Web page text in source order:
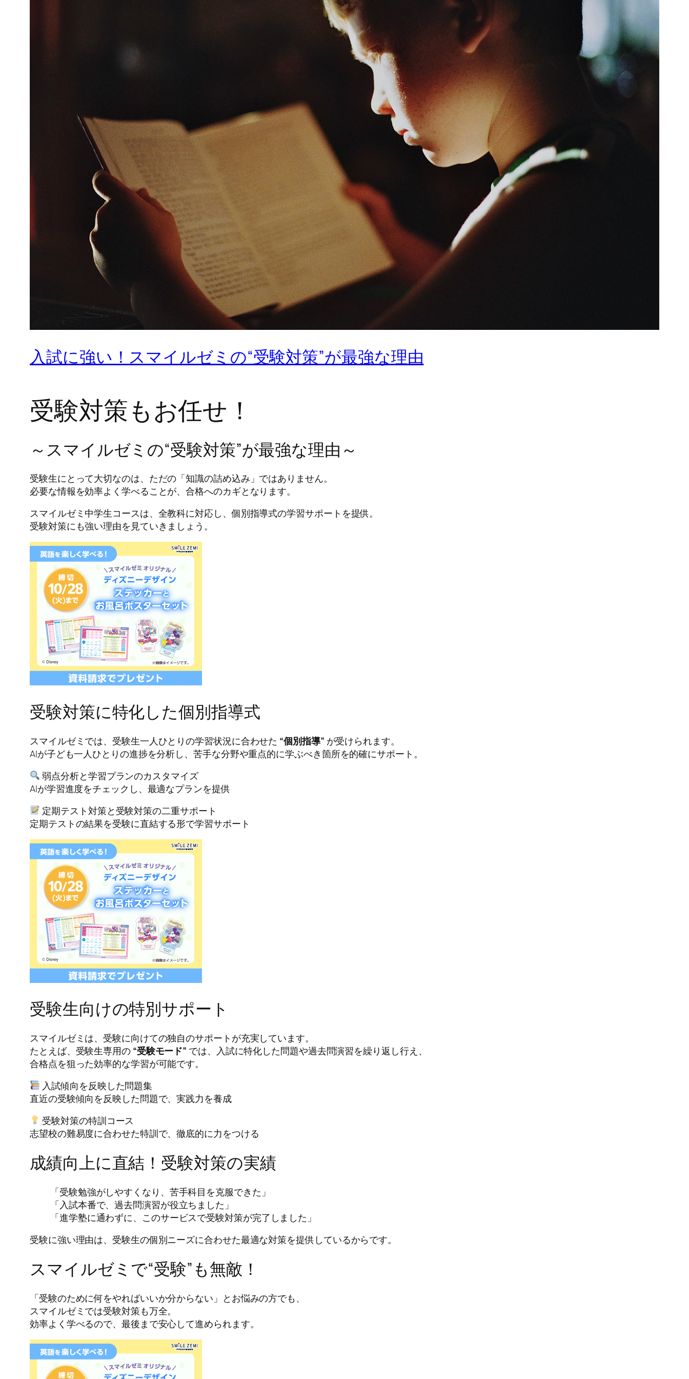
入試に強い！スマイルゼミの“受験対策”が最強な理由
受験対策もお任せ！
～スマイルゼミの“受験対策”が最強な理由～
受験生にとって大切なのは、ただの「知識の詰め込み」ではありません。
必要な情報を効率よく学べることが、合格へのカギとなります。
スマイルゼミ中学生コースは、全教科に対応し、個別指導式の学習サポートを提供。
受験対策にも強い理由を見ていきましょう。
受験対策に特化した個別指導式
スマイルゼミでは、受験生一人ひとりの学習状況に合わせた “個別指導” が受けられます。
AIが子ども一人ひとりの進捗を分析し、苦手な分野や重点的に学ぶべき箇所を的確にサポート。
弱点分析と学習プランのカスタマイズ
AIが学習進度をチェックし、最適なプランを提供
定期テスト対策と受験対策の二重サポート
定期テストの結果を受験に直結する形で学習サポート
受験生向けの特別サポート
スマイルゼミは、受験に向けての独自のサポートが充実しています。
たとえば、受験生専用の “受験モード” では、入試に特化した問題や過去問演習を繰り返し行え、
合格点を狙った効率的な学習が可能です。
入試傾向を反映した問題集
直近の受験傾向を反映した問題で、実践力を養成
受験対策の特訓コース
志望校の難易度に合わせた特訓で、徹底的に力をつける
成績向上に直結！受験対策の実績
「受験勉強がしやすくなり、苦手科目を克服できた」
「入試本番で、過去問演習が役立ちました」
「進学塾に通わずに、このサービスで受験対策が完了しました」
受験に強い理由は、受験生の個別ニーズに合わせた最適な対策を提供しているからです。
スマイルゼミで“受験”も無敵！
「受験のために何をやればいいか分からない」とお悩みの方でも、
スマイルゼミでは受験対策も万全。
効率よく学べるので、最後まで安心して進められます。